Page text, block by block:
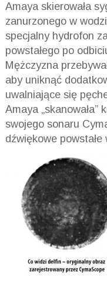
Amaya skierowała
zanurzonego w
specjalny hydrofon
powstałego po
Mężczyzna
aby uniknąć
uwalniające się
Amaya „skanowała”
swojego sonaru
dźwiękowe powstałe